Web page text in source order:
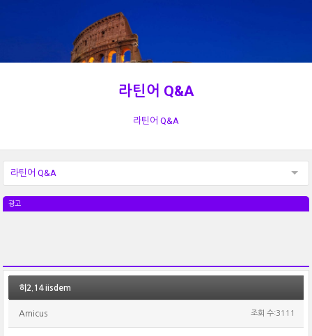
라틴어 Q&A
라틴어 Q&A
라틴어 Q&A
광고
히2.14 iisdem
Amicus 조회 수:3111